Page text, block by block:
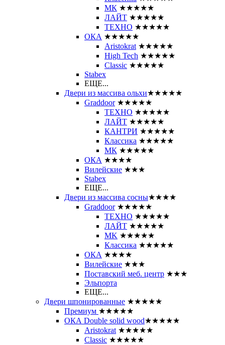
МК ★★★★★
ЛАЙТ ★★★★★
ТЕХНО ★★★★★
ОКА ★★★★★
Aristokrat ★★★★★
High Tech ★★★★★
Classic ★★★★★
Stabex
ЕЩЕ...
Двери из массива ольхи★★★★★
Graddoor ★★★★★
ТЕХНО ★★★★★
ЛАЙТ ★★★★★
КАНТРИ ★★★★★
Классика ★★★★★
МК ★★★★★
ОКА ★★★★
Вилейские ★★★
Stabex
ЕЩЕ...
Двери из массива сосны★★★★
Graddoor ★★★★★
ТЕХНО ★★★★★
ЛАЙТ ★★★★★
MK ★★★★★
Классика ★★★★★
ОКА ★★★★
Вилейские ★★★
Поставский меб. центр ★★★
Эльпорта
ЕЩЕ...
Двери шпонированные ★★★★★
Премиум ★★★★★
ОКА Double solid wood★★★★★
Aristokrat ★★★★★
Classic ★★★★★